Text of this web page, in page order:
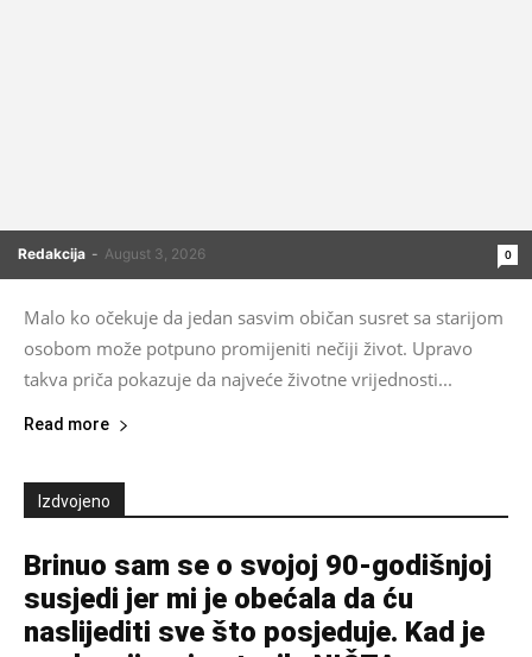
Redakcija - August 3, 2026 0
Malo ko očekuje da jedan sasvim običan susret sa starijom
osobom može potpuno promijeniti nečiji život. Upravo
takva priča pokazuje da najveće životne vrijednosti...
Read more
Izdvojeno
Brinuo sam se o svojoj 90-godišnjoj
susjedi jer mi je obećala da ću
naslijediti sve što posjeduje. Kad je